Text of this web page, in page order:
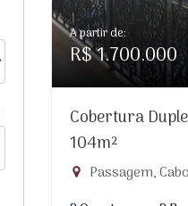
A partir de:
R$ 1.700.000
Cobertura
104m²
Passagem,